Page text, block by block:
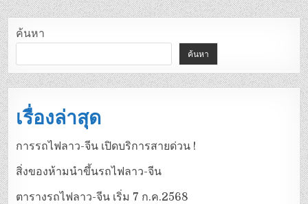
ค้นหา
ค้นหา
เรื่องล่าสุด
การรถไฟลาว-จีน เปิดบริการสายด่วน !
สิ่งของห้ามนำขึ้นรถไฟลาว-จีน
ตารางรถไฟลาว-จีน เริ่ม 7 ก.ค.2568